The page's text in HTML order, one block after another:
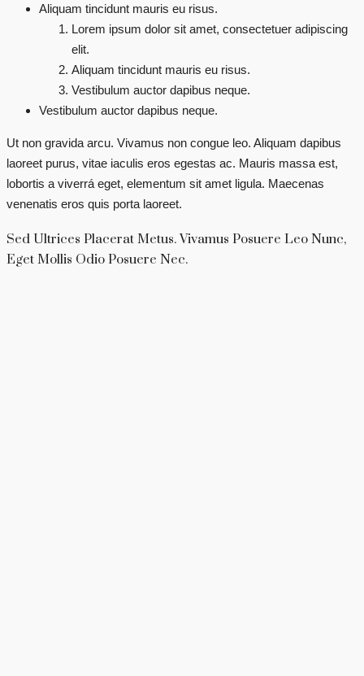
Aliquam tincidunt mauris eu risus.
Lorem ipsum dolor sit amet, consectetuer adipiscing
elit.
Aliquam tincidunt mauris eu risus.
Vestibulum auctor dapibus neque.
Vestibulum auctor dapibus neque.
Ut non gravida arcu. Vivamus non congue leo. Aliquam dapibus
laoreet purus, vitae iaculis eros egestas ac. Mauris massa est,
lobortis a viverrá eget, elementum sit amet ligula. Maecenas
venenatis eros quis porta laoreet.
Sed Ultrices Placerat Metus. Vivamus Posuere Leo Nunc,
Eget Mollis Odio Posuere Nec.